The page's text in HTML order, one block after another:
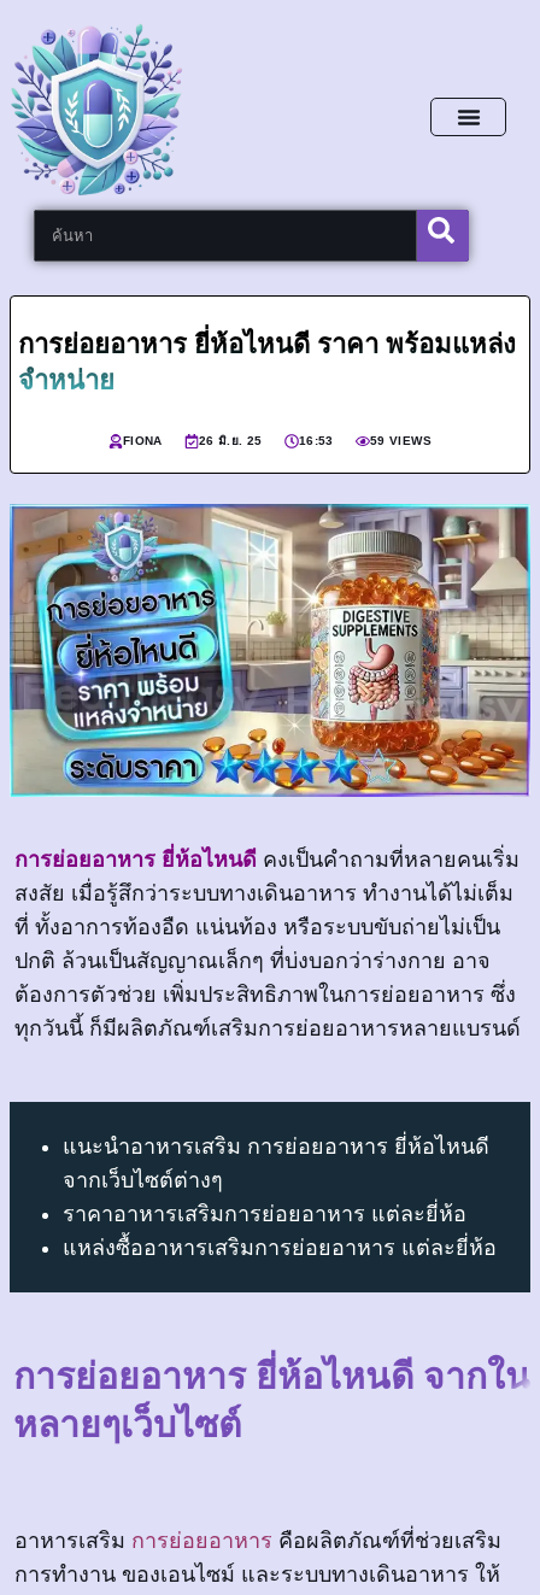
การย่อยอาหาร ยี่ห้อไหนดี ราคา พร้อมแหล่ง
จำหน่าย
FIONA 26 มิ.ย. 25 16:53 59 VIEWS
การย่อยอาหาร ยี่ห้อไหนดี คงเป็นคำถามที่หลายคนเริ่ม
สงสัย เมื่อรู้สึกว่าระบบทางเดินอาหาร ทำงานได้ไม่เต็ม
ที่ ทั้งอาการท้องอืด แน่นท้อง หรือระบบขับถ่ายไม่เป็น
ปกติ ล้วนเป็นสัญญาณเล็กๆ ที่บ่งบอกว่าร่างกาย อาจ
ต้องการตัวช่วย เพิ่มประสิทธิภาพในการย่อยอาหาร ซึ่ง
ทุกวันนี้ ก็มีผลิตภัณฑ์เสริมการย่อยอาหารหลายแบรนด์
แนะนำอาหารเสริม การย่อยอาหาร ยี่ห้อไหนดี
จากเว็บไซต์ต่างๆ
ราคาอาหารเสริมการย่อยอาหาร แต่ละยี่ห้อ
แหล่งซื้ออาหารเสริมการย่อยอาหาร แต่ละยี่ห้อ
การย่อยอาหาร ยี่ห้อไหนดี จากใน
หลายๆเว็บไซต์
อาหารเสริม การย่อยอาหาร คือผลิตภัณฑ์ที่ช่วยเสริม
การทำงาน ของเอนไซม์ และระบบทางเดินอาหาร ให้